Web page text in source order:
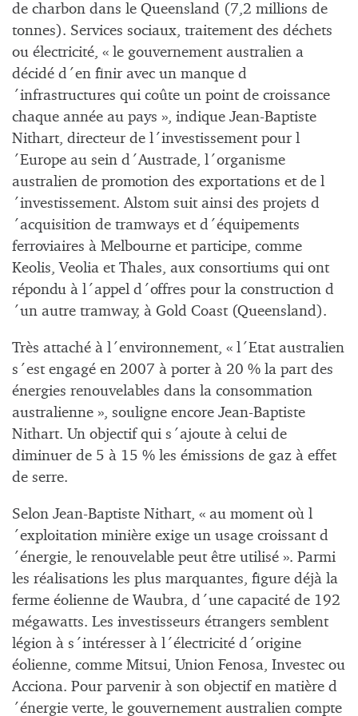
de charbon dans le Queensland (7,2 millions de
tonnes). Services sociaux, traitement des déchets
ou électricité, « le gouvernement australien a
décidé d´en finir avec un manque d
´infrastructures qui coûte un point de croissance
chaque année au pays », indique Jean-Baptiste
Nithart, directeur de l´investissement pour l
´Europe au sein d´Austrade, l´organisme
australien de promotion des exportations et de l
´investissement. Alstom suit ainsi des projets d
´acquisition de tramways et d´équipements
ferroviaires à Melbourne et participe, comme
Keolis, Veolia et Thales, aux consortiums qui ont
répondu à l´appel d´offres pour la construction d
´un autre tramway, à Gold Coast (Queensland).
Très attaché à l´environnement, « l´Etat australien
s´est engagé en 2007 à porter à 20 % la part des
énergies renouvelables dans la consommation
australienne », souligne encore Jean-Baptiste
Nithart. Un objectif qui s´ajoute à celui de
diminuer de 5 à 15 % les émissions de gaz à effet
de serre.
Selon Jean-Baptiste Nithart, « au moment où l
´exploitation minière exige un usage croissant d
´énergie, le renouvelable peut être utilisé ». Parmi
les réalisations les plus marquantes, figure déjà la
ferme éolienne de Waubra, d´une capacité de 192
mégawatts. Les investisseurs étrangers semblent
légion à s´intéresser à l´électricité d´origine
éolienne, comme Mitsui, Union Fenosa, Investec ou
Acciona. Pour parvenir à son objectif en matière d
´énergie verte, le gouvernement australien compte